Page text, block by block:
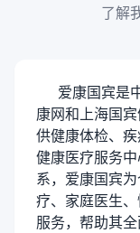
了解
爱康国宾是
康网和上海国
供健康体检、
健康医疗服务
系，爱康国宾
疗、家庭医生
服务，帮助其